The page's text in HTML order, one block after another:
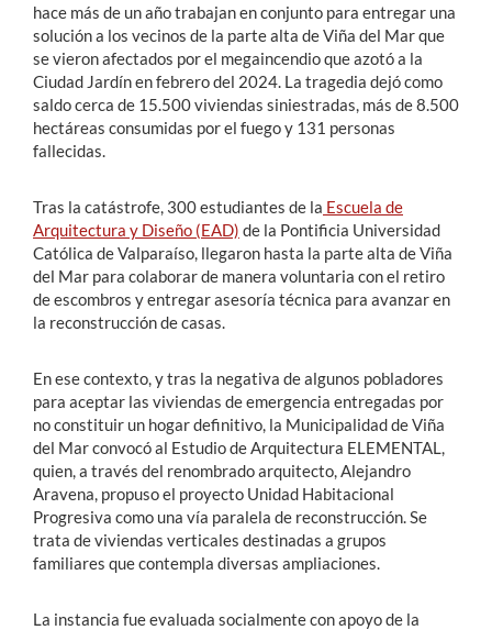
hace más de un año trabajan en conjunto para entregar una
solución a los vecinos de la parte alta de Viña del Mar que
se vieron afectados por el megaincendio que azotó a la
Ciudad Jardín en febrero del 2024. La tragedia dejó como
saldo cerca de 15.500 viviendas siniestradas, más de 8.500
hectáreas consumidas por el fuego y 131 personas
fallecidas.
Tras la catástrofe, 300 estudiantes de la Escuela de
Arquitectura y Diseño (EAD) de la Pontificia Universidad
Católica de Valparaíso, llegaron hasta la parte alta de Viña
del Mar para colaborar de manera voluntaria con el retiro
de escombros y entregar asesoría técnica para avanzar en
la reconstrucción de casas.
En ese contexto, y tras la negativa de algunos pobladores
para aceptar las viviendas de emergencia entregadas por
no constituir un hogar definitivo, la Municipalidad de Viña
del Mar convocó al Estudio de Arquitectura ELEMENTAL,
quien, a través del renombrado arquitecto, Alejandro
Aravena, propuso el proyecto Unidad Habitacional
Progresiva como una vía paralela de reconstrucción. Se
trata de viviendas verticales destinadas a grupos
familiares que contempla diversas ampliaciones.
La instancia fue evaluada socialmente con apoyo de la